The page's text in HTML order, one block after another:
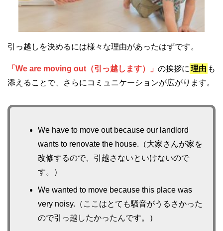
引っ越しを決めるには様々な理由があったはずです。
「We are moving out（引っ越します）」 の挨拶に 理由 も
添えることで、さらにコミュニケーションが広がります。
We have to move out because our landlord
wants to renovate the house.（大家さんが家を
改修するので、引越さないといけないので
す。）
We wanted to move because this place was
very noisy.（ここはとても騒音がうるさかった
ので引っ越したかったんです。）